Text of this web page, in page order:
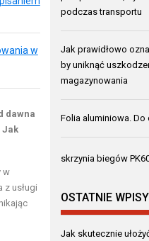
w
dawna
Jak
w
z usługi
podczas transportu
Jak prawidłowo
by uniknąć
magazynowania
Folia aluminiowa. Do
skrzynia biegów
OSTATNIE WPISY
Jak skutecznie